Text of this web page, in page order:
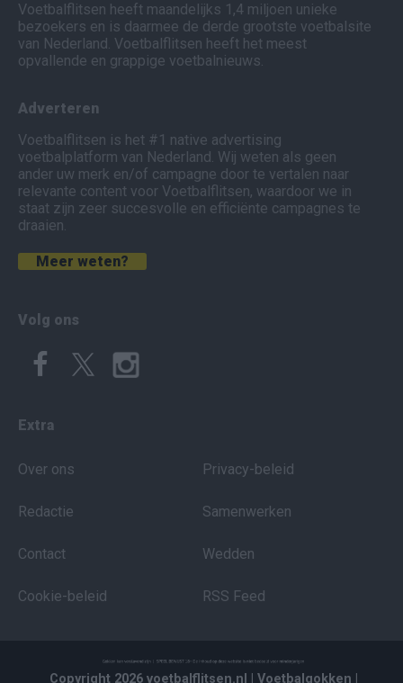
Voetbalflitsen heeft maandelijks 1,4 miljoen unieke
bezoekers en is daarmee de derde grootste voetbalsite
van Nederland. Voetbalflitsen heeft het meest
opvallende en grappige voetbalnieuws.
Adverteren
Voetbalflitsen is het #1 native advertising
voetbalplatform van Nederland. Wij weten als geen
ander uw merk en/of campagne door te vertalen naar
relevante content voor Voetbalflitsen, waardoor we in
staat zijn zeer succesvolle en efficiënte campagnes te
draaien.
Meer weten?
Volg ons
Extra
Over ons
Redactie
Contact
Cookie-beleid
Privacy-beleid
Samenwerken
Wedden
RSS Feed
Copyright 2026 voetbalflitsen.nl | Voetbalgokken